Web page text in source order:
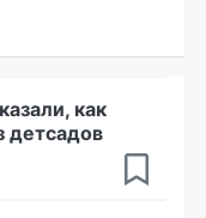
как
детсадов